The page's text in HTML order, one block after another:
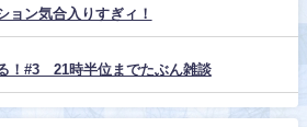
ョン気合入りすぎィ！
！#3 21時半位までたぶん雑談